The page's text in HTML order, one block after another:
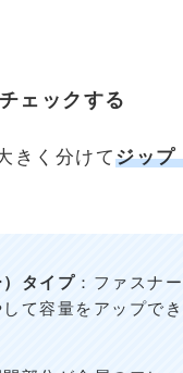
ェックする
きく分けてジップ
タイプ ：ファスナ
て容量をアップで